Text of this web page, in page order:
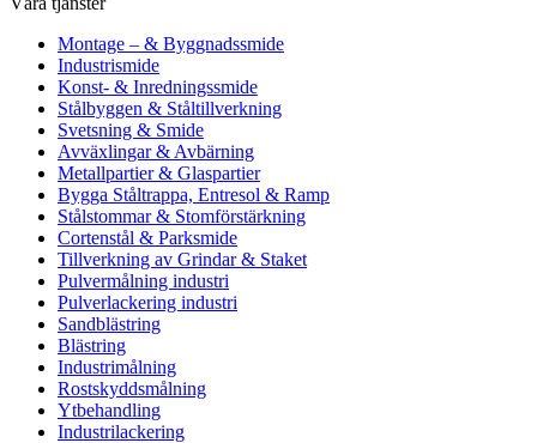
Montage – & Byggnadssmide
Industrismide
Konst- & Inredningssmide
Stålbyggen & Ståltillverkning
Svetsning & Smide
Avväxlingar & Avbärning
Metallpartier & Glaspartier
Bygga Ståltrappa, Entresol & Ramp
Stålstommar & Stomförstärkning
Cortenstål & Parksmide
Tillverkning av Grindar & Staket
Pulvermålning industri
Pulverlackering industri
Sandblästring
Blästring
Industrimålning
Rostskyddsmålning
Ytbehandling
Industrilackering